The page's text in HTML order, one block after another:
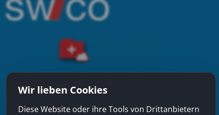
Wir lieben Cookies
Diese Website oder ihre Tools von Drittanbietern